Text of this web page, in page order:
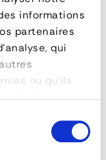
informations
partenaires
qui
ou qu'ils